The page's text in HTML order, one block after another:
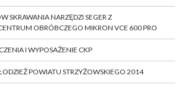
SKRAWANIA NARZĘDZI SEGER Z
OBRÓBCZEGO MIKRON VCE 600 PRO
I WYPOSAŻENIE CKP
POWIATU STRZYŻOWSKIEGO 2014